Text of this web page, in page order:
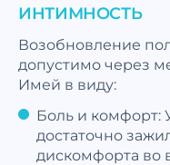
ИНТИМНОСТЬ
Возобновление
допустимо через
Имей в виду:
Боль и комфорт:
достаточно
дискомфорта во